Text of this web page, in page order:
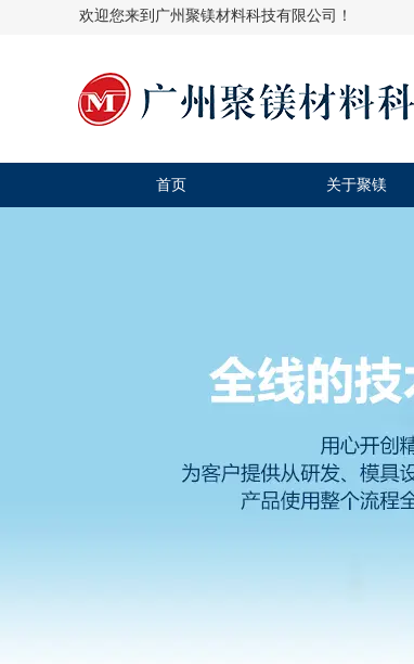
欢迎您来到广州聚镁材料科技有限公司！
首页 关于聚镁